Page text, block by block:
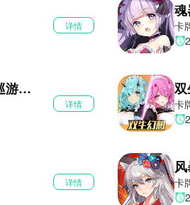
详情 卡
咒术回战幻影巡游中文版
详情 卡
详情 卡